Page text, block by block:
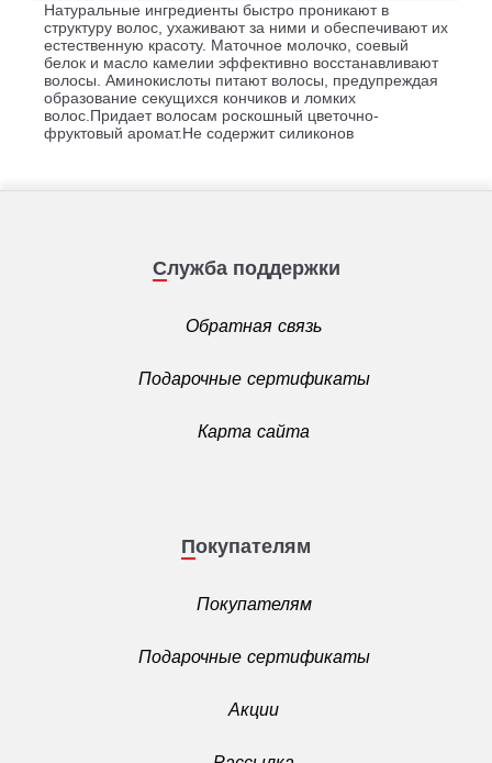
Натуральные ингредиенты быстро проникают в
структуру волос, ухаживают за ними и обеспечивают их
естественную красоту. Маточное молочко, соевый
белок и масло камелии эффективно восстанавливают
волосы. Аминокислоты питают волосы, предупреждая
образование секущихся кончиков и ломких
волос.Придает волосам роскошный цветочно-
фруктовый аромат.Не содержит силиконов
Служба поддержки
Обратная связь
Подарочные сертификаты
Карта сайта
Покупателям
Покупателям
Подарочные сертификаты
Акции